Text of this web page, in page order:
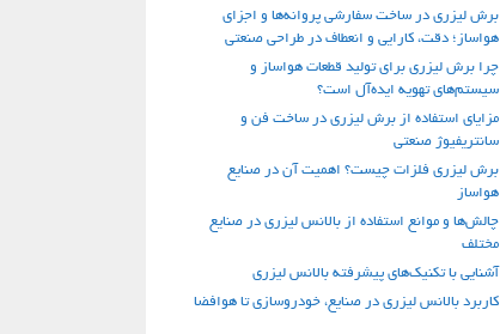
برش لیزری در ساخت سفارشی پروانه‌ها و اجزای
هواساز؛ دقت، کارایی و انعطاف در طراحی صنعتی
چرا برش لیزری برای تولید قطعات هواساز و
سیستم‌های تهویه ایده‌آل است؟
مزایای استفاده از برش لیزری در ساخت فن‌ و
سانتریفیوژ صنعتی
برش لیزری فلزات چیست؟ اهمیت آن در صنایع
هواساز
چالش‌ها و موانع استفاده از بالانس لیزری در صنایع
مختلف
آشنایی با تکنیک‌های پیشرفته بالانس لیزری
کاربرد بالانس لیزری در صنایع، خودروسازی تا هوافضا